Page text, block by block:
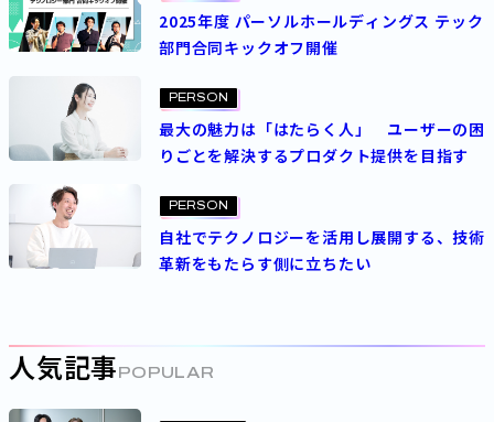
2025年度 パーソルホールディングス テック
部門合同キックオフ開催
PERSON
最大の魅力は「はたらく人」 ユーザーの困
りごとを解決するプロダクト提供を目指す
PERSON
自社でテクノロジーを活用し展開する、技術
革新をもたらす側に立ちたい
人気記事 POPULAR